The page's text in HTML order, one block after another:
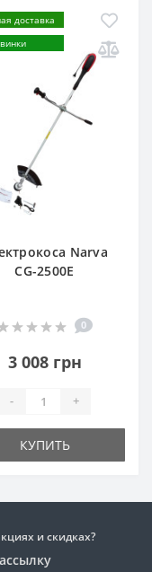
доставка
Narva
CG-2500Е
0
3 008 грн
- +
КУПИТЬ
и скидках?